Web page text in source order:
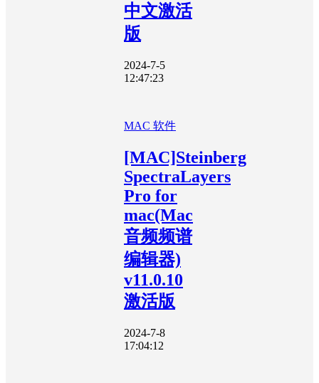
中文激活
版
2024-7-5
12:47:23
MAC 软件
[MAC]Steinberg
SpectraLayers
Pro for
mac(Mac
音频频谱
编辑器)
v11.0.10
激活版
2024-7-8
17:04:12